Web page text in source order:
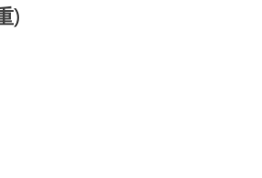
)